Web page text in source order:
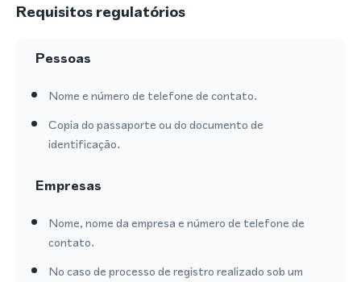
Requisitos regulatórios
Pessoas
Nome e número de telefone de contato.
Copia do passaporte ou do documento de
identificação.
Empresas
Nome, nome da empresa e número de telefone de
contato.
No caso de processo de registro realizado sob um